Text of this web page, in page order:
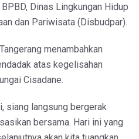
Dinas Lingkungan Hidup
dan Pariwisata (Disbudpar).
menambahkan
atas kegelisahan
Cisadane.
siang langsung bergerak
bersama. Hari ini yang